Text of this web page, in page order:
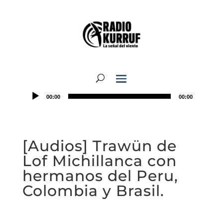
00:00 00:00
[Audios] Trawün de
Lof Michillanca con
hermanos del Peru,
Colombia y Brasil.